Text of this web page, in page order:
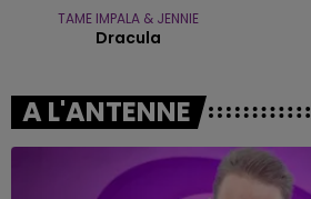
TAME IMPALA & JENNIE
Dracula
A L'ANTENNE